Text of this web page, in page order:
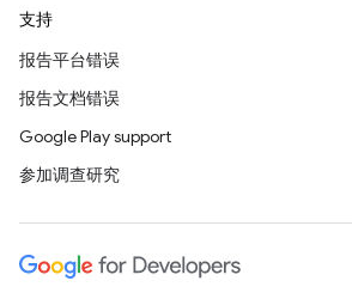
支持
报告平台错误
报告文档错误
Google Play support
参加调查研究